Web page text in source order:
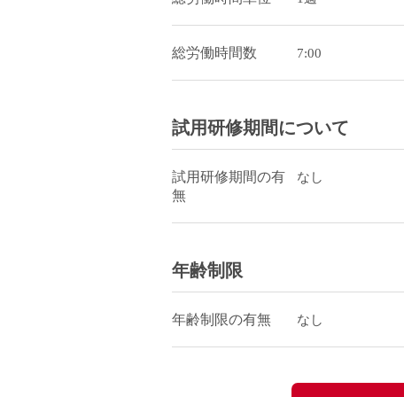
総労働時間数 7:00
試用研修期間について
試用研修期間の有
無
なし
年齢制限
年齢制限の有無 なし